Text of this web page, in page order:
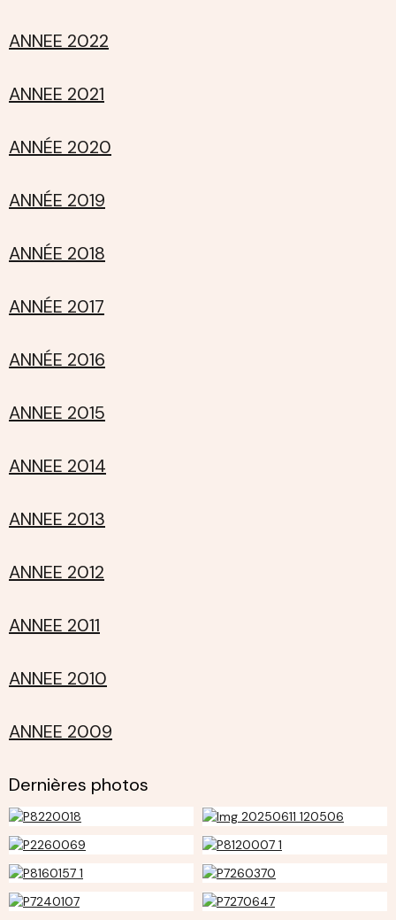
ANNEE 2022
ANNEE 2021
ANNÉE 2020
ANNÉE 2019
ANNÉE 2018
ANNÉE 2017
ANNÉE 2016
ANNEE 2015
ANNEE 2014
ANNEE 2013
ANNEE 2012
ANNEE 2011
ANNEE 2010
ANNEE 2009
Dernières photos